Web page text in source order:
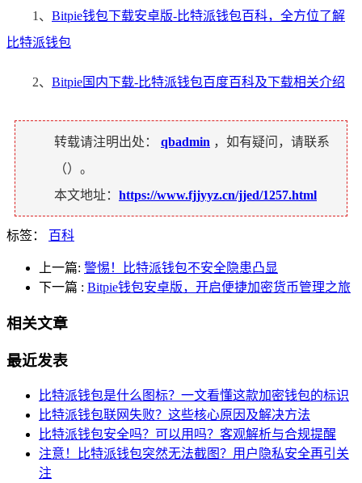
1、 Bitpie钱包下载安卓版-比特派钱包百科，全方位了解
比特派钱包
2、 Bitpie国内下载-比特派钱包百度百科及下载相关介绍
转载请注明出处： qbadmin ，如有疑问，请联系
（）。
本文地址： https://www.fjjyyz.cn/jjed/1257.html
标签： 百科
上一篇: 警惕！比特派钱包不安全隐患凸显
下一篇 : Bitpie钱包安卓版，开启便捷加密货币管理之旅
相关文章
最近发表
比特派钱包是什么图标？一文看懂这款加密钱包的标识
比特派钱包联网失败？这些核心原因及解决方法
比特派钱包安全吗？可以用吗？客观解析与合规提醒
注意！比特派钱包突然无法截图？用户隐私安全再引关
注